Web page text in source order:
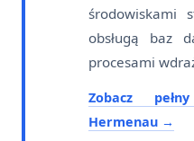
środowiskami
obsługą baz
procesami
Zobacz
Hermenau